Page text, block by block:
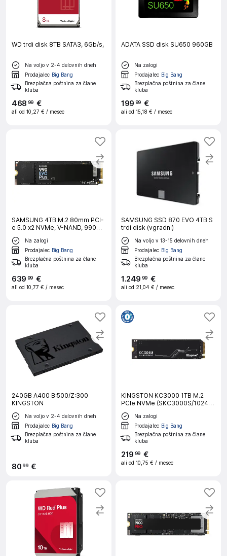
WD trdi disk 8TB SATA3, 6Gb/s,
Na voljo v 2-4 delovnih dneh
Prodajalec Big Bang
Brezplačna poštnina za člane
kluba
468 99 €
ali od 10,27 € / mesec
ADATA SSD disk SU650 960GB
Na zalogi
Prodajalec Big Bang
Brezplačna poštnina za člane
kluba
199 99 €
ali od 15,18 € / mesec
SAMSUNG 4TB M.2 80mm PCI-
e 5.0 x2 NVMe, V-NAND, 990
EVO Plus (MZ-V9S4T0BW) SSD
Na zalogi
Prodajalec Big Bang
Brezplačna poštnina za člane
kluba
639 99 €
ali od 10,77 € / mesec
SAMSUNG SSD 870 EVO 4TB S
trdi disk (vgradni)
Na voljo v 13-15 delovnih dneh
Prodajalec Big Bang
Brezplačna poštnina za člane
kluba
1.249 99 €
ali od 21,04 € / mesec
240GB A400 B:500/Z:300
KINGSTON
Na voljo v 2-4 delovnih dneh
Prodajalec Big Bang
Brezplačna poštnina za člane
kluba
8099 €
KINGSTON KC3000 1TB M.2
PCIe NVMe (SKC3000S/1024G)
SSD
Na zalogi
Prodajalec Big Bang
Brezplačna poštnina za člane
kluba
219 99 €
ali od 10,75 € / mesec